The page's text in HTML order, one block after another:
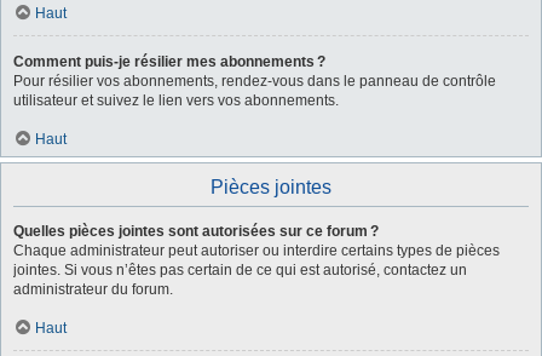
Haut
Comment puis-je résilier mes abonnements ?
Pour résilier vos abonnements, rendez-vous dans le panneau de contrôle
utilisateur et suivez le lien vers vos abonnements.
Haut
Pièces jointes
Quelles pièces jointes sont autorisées sur ce forum ?
Chaque administrateur peut autoriser ou interdire certains types de pièces
jointes. Si vous n’êtes pas certain de ce qui est autorisé, contactez un
administrateur du forum.
Haut